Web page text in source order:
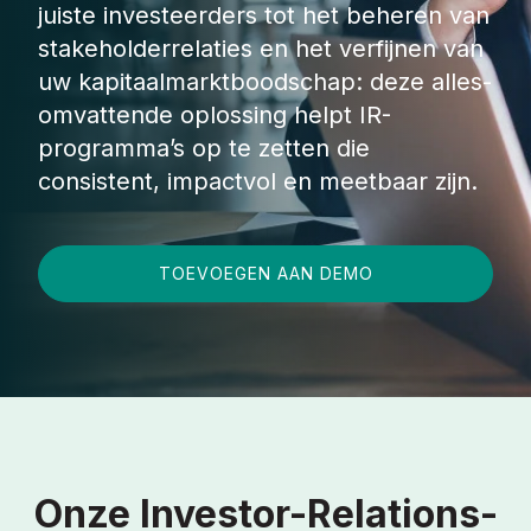
juiste investeerders tot het beheren van
stakeholderrelaties en het verfijnen van
uw kapitaalmarktboodschap: deze alles-
omvattende oplossing helpt IR-
programma’s op te zetten die
consistent, impactvol en meetbaar zijn.
TOEVOEGEN AAN DEMO
Onze Investor-Relations-